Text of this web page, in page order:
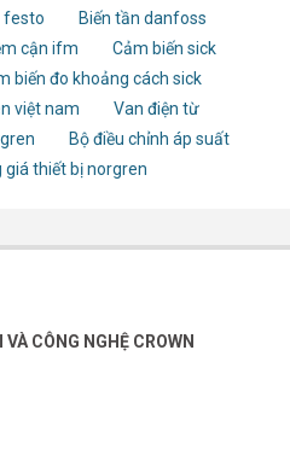
festo
Biến tần danfoss
cận ifm
Cảm biến sick
biến đo khoảng cách sick
việt nam
Van điện từ
Bộ điều chỉnh áp suất
giá thiết bị norgren
CÔNG NGHỆ CROWN